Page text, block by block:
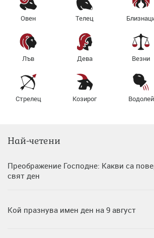
Овен Телец
Лъв Дева Везни
Стрелец Козирог Водолей
Най-четени
Преображение Господне: Какви са
свят ден
Кой празнува имен ден на 9 август